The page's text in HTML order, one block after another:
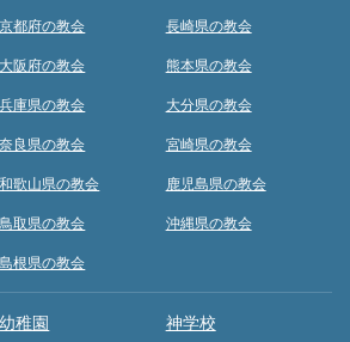
京都府の教会
大阪府の教会
兵庫県の教会
奈良県の教会
和歌山県の教会
鳥取県の教会
島根県の教会
長崎県の教会
熊本県の教会
大分県の教会
宮崎県の教会
鹿児島県の教会
沖縄県の教会
幼稚園 神学校